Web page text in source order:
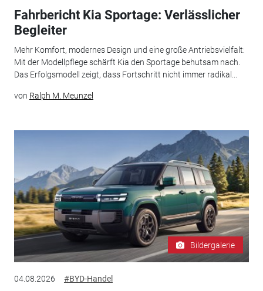
Fahrbericht Kia Sportage: Verlässlicher
Begleiter
Mehr Komfort, modernes Design und eine große Antriebsvielfalt:
Mit der Modellpflege schärft Kia den Sportage behutsam nach.
Das Erfolgsmodell zeigt, dass Fortschritt nicht immer radikal...
von Ralph M. Meunzel
Bildergalerie
04.08.2026 #BYD-Handel